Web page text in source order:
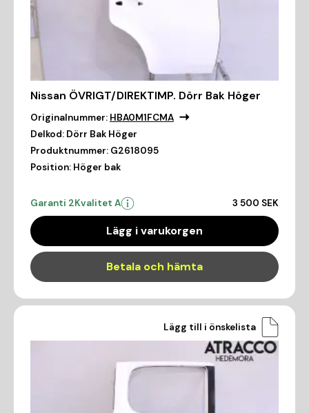
Nissan ÖVRIGT/DIREKTIMP. Dörr Bak Höger
Originalnummer: HBA0M1FCMA
Delkod: Dörr Bak Höger
Produktnummer: G2618095
Position: Höger bak
Garanti 2Kvalitet A 3 500 SEK
Lägg i varukorgen
Betala och hämta
Lägg till i önskelista